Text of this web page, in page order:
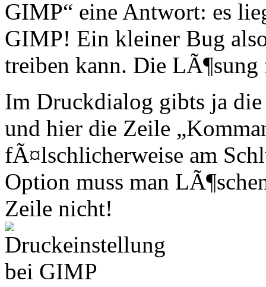
GIMP“ eine Antwort: es
GIMP! Ein kleiner Bug
treiben kann. Die
Im Druckdialog gibts ja
und hier die Zeile
fÃ¤lschlicherweise am
Option muss man
Zeile nicht!